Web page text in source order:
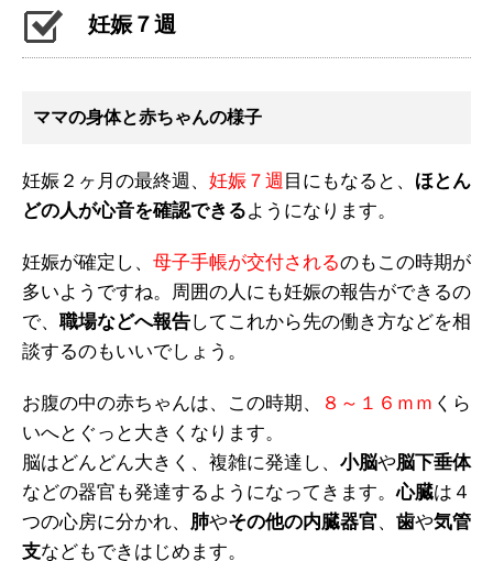
妊娠７週
ママの身体と赤ちゃんの様子
妊娠２ヶ月の最終週、 妊娠７週 目にもなると、 ほとん
どの人が心音を確認できるようになります。
妊娠が確定し、 母子手帳が交付されるのもこの時期が
多いようですね。周囲の人にも妊娠の報告ができるの
で、 職場などへ報告してこれから先の働き方などを相
談するのもいいでしょう。
お腹の中の赤ちゃんは、この時期、 ８～１６ｍｍ くら
いへとぐっと大きくなります。
脳はどんどん大きく、複雑に発達し、 小脳や脳下垂体
などの器官も発達するようになってきます。心臓は４
つの心房に分かれ、 肺やその他の内臓器官、 歯や気管
支などもできはじめます。